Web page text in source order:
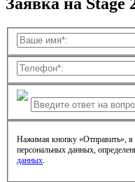
Заявка на Stage
Нажимая кнопку «Отправить», я
персональных данных,
данных